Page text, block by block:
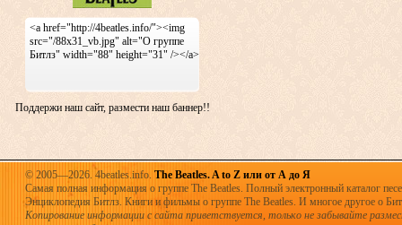
<a href="http://4beatles.info/"><img
src="/88x31_vb.jpg" alt="О группе
Битлз" width="88" height="31" /></a>
Поддержи наш сайт, размести наш баннер!!
© 2005—2026. 4beatles.info. The Beatles. A to Z или от А до Я
Самая полная информация о группе The Beatles. Полный электронный каталог
Энциклопедия Битлз. Книги и фильмы о группе The Beatles. И многое другое о
Копирование информации с сайта приветствуется, только не забывайте